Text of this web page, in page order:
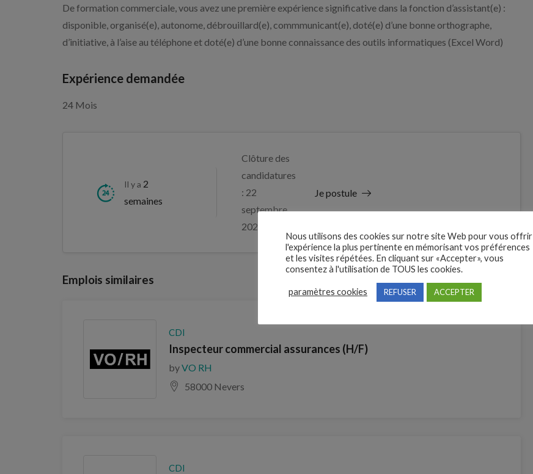
De formation commerciale, vous avez une première expérience significative dans la fonction d’assistant(e) :
disponible, organisé(e), autonome, débrouillard(e), commmunicant(e), doté(e) d’une bonne orthographe,
d’initiative, à l’aise au téléphone et doté(e) d’une bonne connaissance des outils informatiques (Excel Word)
Expérience demandée
24 Mois
Il y a 2
semaines
Clôture des
candidatures
: 22
septembre
2026
Je postule
Emplois similaires
CDI
Inspecteur commercial assurances (H/F)
byVO RH
58000 Nevers
CDI
Nous utilisons des cookies sur notre site Web pour vous offrir
l'expérience la plus pertinente en mémorisant vos préférences
et les visites répétées. En cliquant sur «Accepter», vous
consentez à l'utilisation de TOUS les cookies.
paramètres cookies REFUSER ACCEPTER